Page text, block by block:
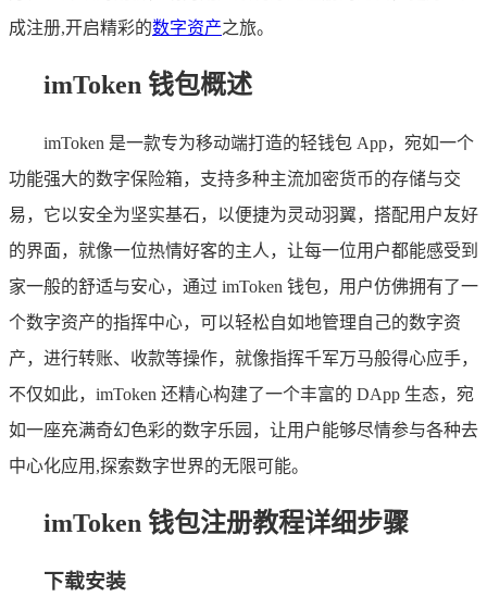
成注册,开启精彩的数字资产之旅。
imToken 钱包概述
imToken 是一款专为移动端打造的轻钱包 App，宛如一个
功能强大的数字保险箱，支持多种主流加密货币的存储与交
易，它以安全为坚实基石，以便捷为灵动羽翼，搭配用户友好
的界面，就像一位热情好客的主人，让每一位用户都能感受到
家一般的舒适与安心，通过 imToken 钱包，用户仿佛拥有了一
个数字资产的指挥中心，可以轻松自如地管理自己的数字资
产，进行转账、收款等操作，就像指挥千军万马般得心应手，
不仅如此，imToken 还精心构建了一个丰富的 DApp 生态，宛
如一座充满奇幻色彩的数字乐园，让用户能够尽情参与各种去
中心化应用,探索数字世界的无限可能。
imToken 钱包注册教程详细步骤
下载安装